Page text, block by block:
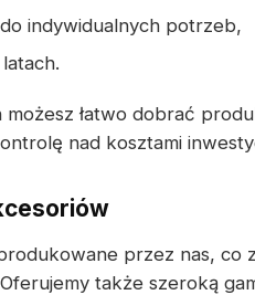
indywidualnych potrzeb,
łatwo dobrać
nad kosztami
przez nas, co
także szeroką